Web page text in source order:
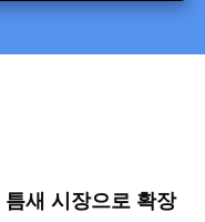
새 시장으로 확장